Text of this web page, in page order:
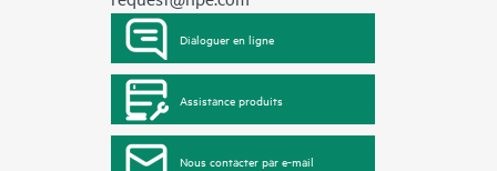
Dialoguer en ligne
Assistance produits
Nous contacter par e-mail